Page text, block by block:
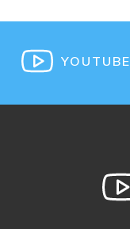
YOUTUBE